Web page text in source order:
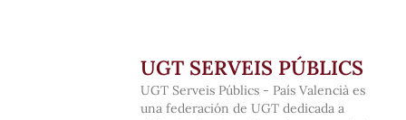
UGT SERVEIS PÚBLICS
UGT Serveis Públics - País Valencià es
una federación de UGT dedicada a